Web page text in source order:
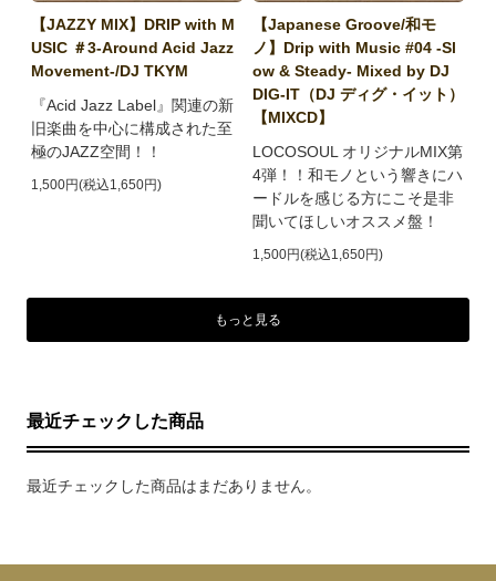
【JAZZY MIX】DRIP with M
USIC ＃3-Around Acid Jazz
Movement-/DJ TKYM
『Acid Jazz Label』関連の新
旧楽曲を中心に構成された至
極のJAZZ空間！！
1,500円(税込1,650円)
【Japanese Groove/和モ
ノ】Drip with Music #04 -Sl
ow & Steady- Mixed by DJ
DIG-IT（DJ ディグ・イット）
【MIXCD】
LOCOSOUL オリジナルMIX第
4弾！！和モノという響きにハ
ードルを感じる方にこそ是非
聞いてほしいオススメ盤！
1,500円(税込1,650円)
もっと見る
最近チェックした商品
最近チェックした商品はまだありません。